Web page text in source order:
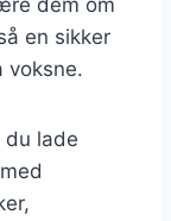
en sikker
voksne.
du lade